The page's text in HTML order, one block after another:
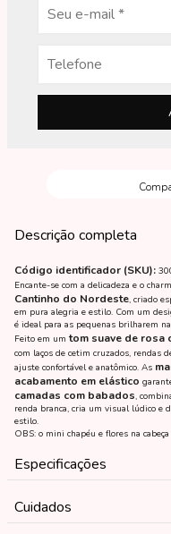
Descrição completa
Código identificador (SKU):
Encante-se com a delicadeza e o
Cantinho do Nordeste, criado
em pura alegria e estilo. Com um
é ideal para as pequenas brilharem
Feito em umtom suave de rosa
com laços de cetim cruzados, rendas
ajuste confortável e anatômico. As
acabamento em elástico
camadas com babados,
renda branca, cria um visual lúdico e
estilo.
OBS: o mini chapéu e flores na
Especificações
Cuidados